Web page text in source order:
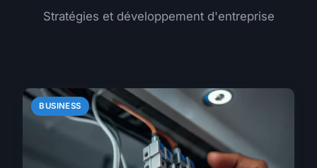
Stratégies et développement d'entreprise
BUSINESS